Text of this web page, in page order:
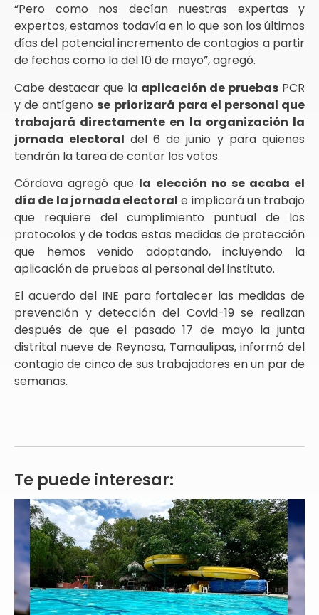
“Pero como nos decían nuestras expertas y
expertos, estamos todavía en lo que son los últimos
días del potencial incremento de contagios a partir
de fechas como la del 10 de mayo”, agregó.
Cabe destacar que la aplicación de pruebas PCR
y de antígeno se priorizará para el personal que
trabajará directamente en la organización la
jornada electoral del 6 de junio y para quienes
tendrán la tarea de contar los votos.
Córdova agregó que la elección no se acaba el
día de la jornada electoral e implicará un trabajo
que requiere del cumplimiento puntual de los
protocolos y de todas estas medidas de protección
que hemos venido adoptando, incluyendo la
aplicación de pruebas al personal del instituto.
El acuerdo del INE para fortalecer las medidas de
prevención y detección del Covid-19 se realizan
después de que el pasado 17 de mayo la junta
distrital nueve de Reynosa, Tamaulipas, informó del
contagio de cinco de sus trabajadores en un par de
semanas.
Te puede interesar: